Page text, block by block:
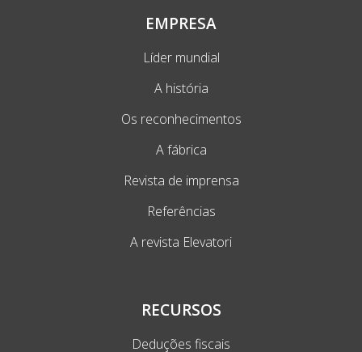
EMPRESA
Líder mundial
A história
Os reconhecimentos
A fábrica
Revista de imprensa
Referências
A revista Elevatori
RECURSOS
Deduções fiscais